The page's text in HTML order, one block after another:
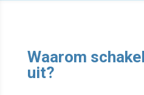
Waarom
uit?